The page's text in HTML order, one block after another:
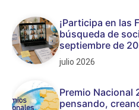
¡Participa en las
búsqueda de
septiembre de
julio 2026
Premio Nacional
pensando,